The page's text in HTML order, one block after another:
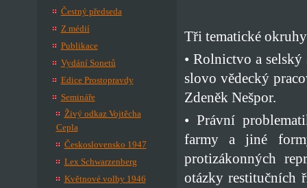
Čestný předseda
Z médií
Publikace
Vydání Sonetů
Edice Prostopravdy
Semináře
Živý odkaz Vojtěcha
Cepla
Československo 1947
Lex Schwarzenberg
Květnové volby 1946
Tři tematické
• Rolnictvo a
slovo vědecký
Zdeněk Nešpor.
• Právní
farmy a jiné
protizákonných
otázky